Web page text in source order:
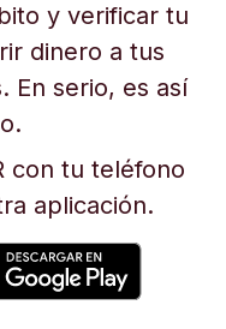
y verificar tu
dinero a tus
En serio, es así
con tu teléfono
aplicación.